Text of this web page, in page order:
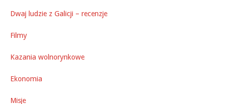
Dwaj ludzie z Galicji – recenzje
Filmy
Kazania wolnorynkowe
Ekonomia
Misje